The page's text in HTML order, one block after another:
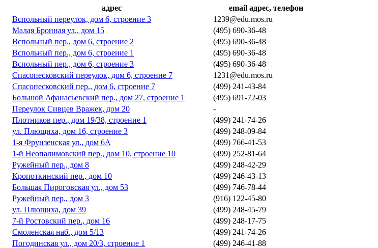
адрес
email адрес, телефон
Вспольный переулок, дом 6, строение 3
1239@edu.mos.ru
Малая Бронная ул., дом 15
(495) 690-36-48
Вспольный пер., дом 6, строение 2
(495) 690-36-48
Вспольный пер., дом 6, строение 1
(495) 690-36-48
Вспольный пер., дом 6, строение 3
(495) 690-36-48
Спасопесковский переулок, дом 6, строение 7
1231@edu.mos.ru
Спасопесковский пер., дом 6, строение 7
(499) 241-43-84
Большой Афанасьевский пер., дом 27, строение 1
(495) 691-72-03
Переулок Сивцев Вражек, дом 20
-
Плотников пер., дом 19/38, строение 1
(499) 241-74-26
ул. Плющиха, дом 16, строение 3
(499) 248-09-84
1-я Фрунзенская ул., дом 6А
(499) 766-41-53
1-й Неопалимовский пер., дом 10, строение 10
(499) 252-81-64
Ружейный пер., дом 8
(499) 248-42-29
Кропоткинский пер., дом 10
(499) 246-43-13
Большая Пироговская ул., дом 53
(499) 746-78-44
Ружейный пер., дом 3
(916) 122-45-80
ул. Плющиха, дом 39
(499) 248-45-79
7-й Ростовский пер., дом 16
(499) 248-17-75
Смоленская наб., дом 5/13
(499) 241-74-26
Погодинская ул., дом 20/3, строение 1
(499) 246-41-88